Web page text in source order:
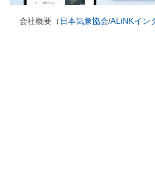
会社概要（ 日本気象協会/ALiNKイン